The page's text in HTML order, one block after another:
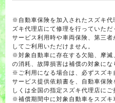
※自動車保険を加入されたスズキ代
ズキ代理店にて修理を行っていた
サービス利用時や車両保険、第三
してご利用いただけません。
※対象自動車に存在する欠陥、摩滅
の消耗、故障損害は補償の対象にな
※ご利用になる場合は、必ずスズキ
サービス提供依頼書を、自動車保
しくは全国の指定スズキ代理店にご
※補償期間中に対象自動車をスズキ